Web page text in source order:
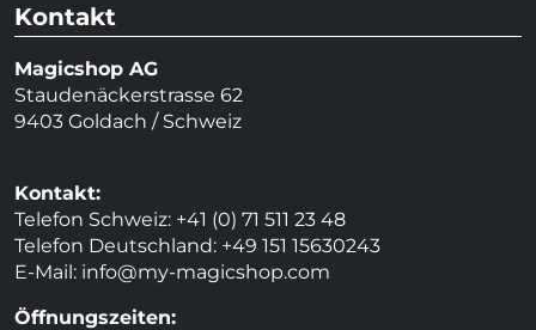
Kontakt
Magicshop AG
Staudenäckerstrasse 62
9403 Goldach / Schweiz
Kontakt:
Telefon Schweiz: +41 (0) 71 511 23 48
Telefon Deutschland: +49 151 15630243
E-Mail: info@my-magicshop.com
Öffnungszeiten: